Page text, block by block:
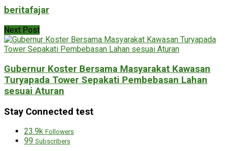
beritafajar
Next Post
Gubernur Koster Bersama Masyarakat Kawasan
Turyapada Tower Sepakati Pembebasan Lahan
sesuai Aturan
Stay Connected test
23.9k Followers
99 Subscribers